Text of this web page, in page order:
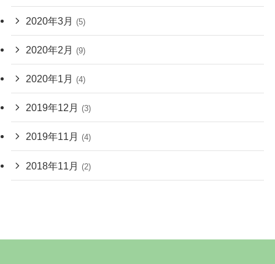
2020年3月 (5)
2020年2月 (9)
2020年1月 (4)
2019年12月 (3)
2019年11月 (4)
2018年11月 (2)